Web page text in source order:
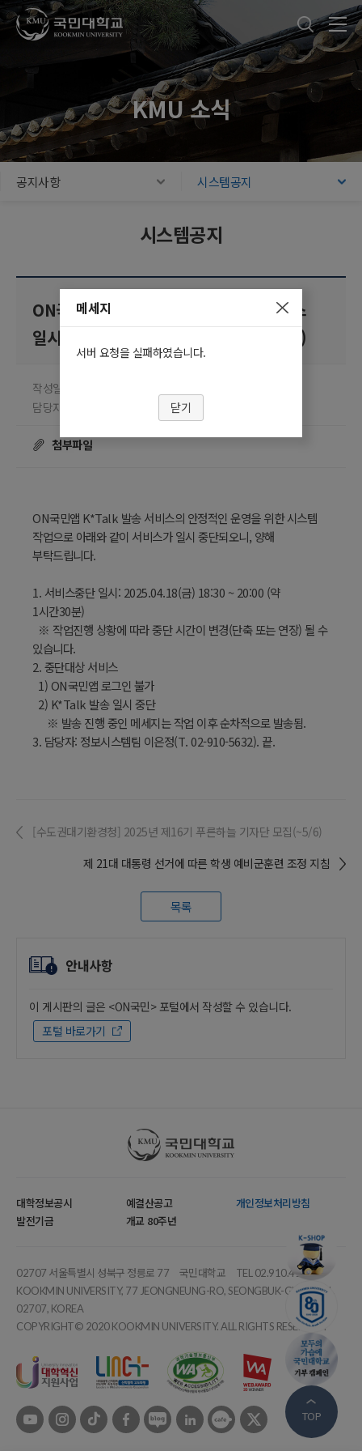
주메뉴 바로가기
본문내용 바로가기
푸터 바로가기
국민대학교
KMU 소식
공지사항 시스템공지
시스템공지
ON국민앱(모바일) 및 K*Talk 발송 서비스
일시 중단 안내(04/18(금) 18:30~20:00)
작성일 2025.04.16
담당자 이은정
☎ 02-910-5632 조회수
첨부파일
ON국민앱 K*Talk 발송 서비스의 안정적인 운영을 위한 시스템
작업으로 아래와 같이 서비스가 일시 중단되오니, 양해
부탁드립니다.
1. 서비스중단 일시: 2025.04.18(금) 18:30 ~ 20:00 (약
1시간30분)
※ 작업진행 상황에 따라 중단 시간이 변경(단축 또는 연장) 될 수
있습니다.
2. 중단대상 서비스
1) ON국민앱 로그인 불가
2) K*Talk 발송 일시 중단
※ 발송 진행 중인 메세지는 작업 이후 순차적으로 발송됨.
3. 담당자: 정보시스템팀 이은정(T. 02-910-5632). 끝.
[수도권대기환경청] 2025년 제16기 푸른하늘 기자단 모집(~5/6)
제 21대 대통령 선거에 따른 학생 예비군훈련 조정 지침
목록
안내사항
이 게시판의 글은 <ON국민> 포털에서 작성할 수 있습니다.
포털 바로가기
TOP
국민대학교
대학정보공시 예결산공고
개인정보처리방침
발전기금
개교 80주년
02707 서울특별시 성북구 정릉로 77 국민대학교
TEL 02.910.4114
KOOKMIN UNIVERSITY, 77 JEONGNEUNG-RO, SEONGBUK-GU, SEOUL,
02707, KOREA
COPYRIGHT© 2020 KOOKMIN UNIVERSITY. ALL RIGHTS RESERVED.
유튜브 인스타 틱톡 페이스북블로그 링크드인카페 트위터
메세지
서버 요청을 실패하였습니다.
닫기